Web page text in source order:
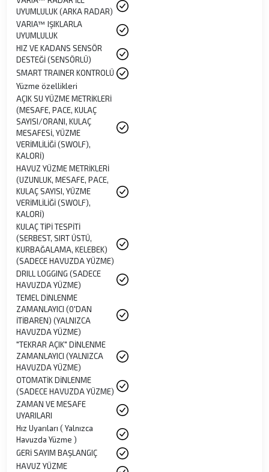
UYUMLULUK (ARKA RADAR)
VARIA™ IŞIKLARLA
UYUMLULUK
HIZ VE KADANS SENSÖR
DESTEĞİ (SENSÖRLÜ)
SMART TRAINER KONTROLÜ
Yüzme özellikleri
AÇIK SU YÜZME METRİKLERİ
(MESAFE, PACE, KULAÇ
SAYISI/ORANI, KULAÇ
MESAFESİ, YÜZME
VERİMLİLİĞİ (SWOLF),
KALORİ)
HAVUZ YÜZME METRİKLERİ
(UZUNLUK, MESAFE, PACE,
KULAÇ SAYISI, YÜZME
VERİMLİLİĞİ (SWOLF),
KALORİ)
KULAÇ TİPİ TESPİTİ
(SERBEST, SIRT ÜSTÜ,
KURBAĞALAMA, KELEBEK)
(SADECE HAVUZDA YÜZME)
DRILL LOGGING (SADECE
HAVUZDA YÜZME)
TEMEL DİNLENME
ZAMANLAYICI (0'DAN
İTİBAREN) (YALNIZCA
HAVUZDA YÜZME)
"TEKRAR AÇIK" DİNLENME
ZAMANLAYICI (YALNIZCA
HAVUZDA YÜZME)
OTOMATİK DİNLENME
(SADECE HAVUZDA YÜZME)
ZAMAN VE MESAFE
UYARILARI
Hız Uyarıları ( Yalnızca
Havuzda Yüzme )
GERİ SAYIM BAŞLANGIÇ
HAVUZ YÜZME